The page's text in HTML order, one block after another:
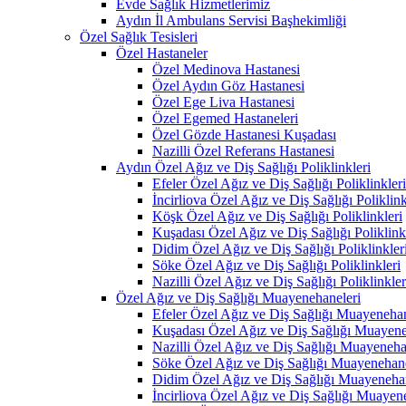
Evde Sağlık Hizmetlerimiz
Aydın İl Ambulans Servisi Başhekimliği
Özel Sağlık Tesisleri
Özel Hastaneler
Özel Medinova Hastanesi
Özel Aydın Göz Hastanesi
Özel Ege Liva Hastanesi
Özel Egemed Hastaneleri
Özel Gözde Hastanesi Kuşadası
Nazilli Özel Referans Hastanesi
Aydın Özel Ağız ve Diş Sağlığı Poliklinkleri
Efeler Özel Ağız ve Diş Sağlığı Poliklinkleri
İncirliova Özel Ağız ve Diş Sağlığı
Köşk Özel Ağız ve Diş Sağlığı Poliklinkleri
Kuşadası Özel Ağız ve Diş Sağlığı
Didim Özel Ağız ve Diş Sağlığı Poliklinkleri
Söke Özel Ağız ve Diş Sağlığı Poliklinkleri
Nazilli Özel Ağız ve Diş Sağlığı
Özel Ağız ve Diş Sağlığı Muayenehaneleri
Efeler Özel Ağız ve Diş Sağlığı
Kuşadası Özel Ağız ve Diş Sağlığı
Nazilli Özel Ağız ve Diş Sağlığı
Söke Özel Ağız ve Diş Sağlığı
Didim Özel Ağız ve Diş Sağlığı
İncirliova Özel Ağız ve Diş Sağlığı